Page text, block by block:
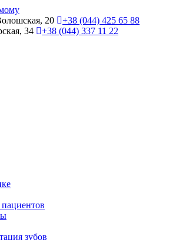
20
+38 (044) 425 65 88
34
+38 (044) 337 11 22
зубов